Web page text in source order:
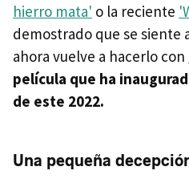
hierro mata' o la reciente
demostrado que se siente
ahora vuelve a hacerlo con
película que ha
de este 2022.
Una pequeña